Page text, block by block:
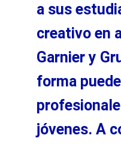
a sus
creativo en
Garnier y G
forma
jóvenes. A